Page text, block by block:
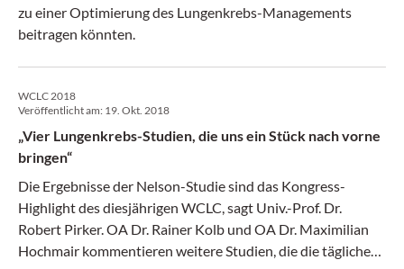
zu einer Optimierung des Lungenkrebs-Managements
beitragen könnten.
WCLC 2018
Veröffentlicht am: 19. Okt. 2018
„Vier Lungenkrebs-Studien, die uns ein Stück nach vorne
bringen“
Die Ergebnisse der Nelson-Studie sind das Kongress-
Highlight des diesjährigen WCLC, sagt Univ.-Prof. Dr.
Robert Pirker. OA Dr. Rainer Kolb und OA Dr. Maximilian
Hochmair kommentieren weitere Studien, die die tägliche